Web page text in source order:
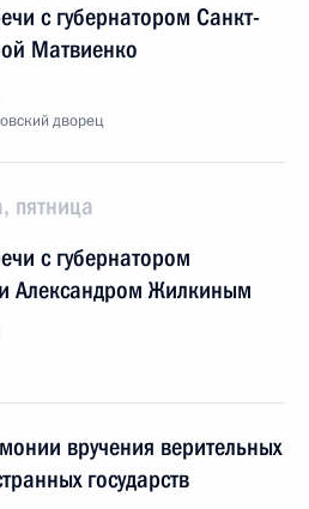
с губернатором Санкт-
Матвиенко
дворец
пятница
с губернатором
Александром Жилкиным
вручения верительных
государств